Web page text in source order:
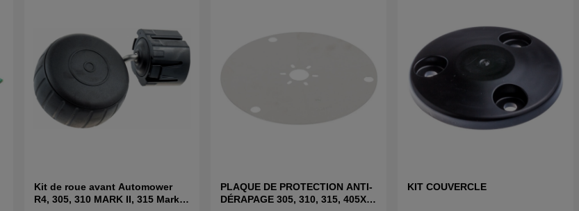
Kit de roue avant Automower
R4, 305, 310 MARK II, 315 Mark
PLAQUE DE PROTECTION ANTI-
DÉRAPAGE 305, 310, 315, 405X,
KIT COUVERCLE